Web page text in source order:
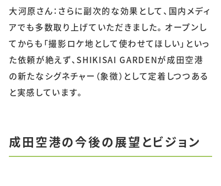
大河原さん：さらに副次的な効果として、国内メディ
アでも多数取り上げていただきました。オープンし
てからも「撮影ロケ地として使わせてほしい」といっ
た依頼が絶えず、SHIKISAI GARDENが成田空港
の新たなシグネチャー（象徴）として定着しつつある
と実感しています。
成田空港の今後の展望とビジョン